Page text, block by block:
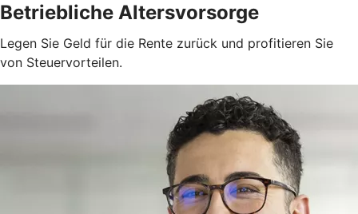
Betriebliche Altersvorsorge
Legen Sie Geld für die Rente zurück und profitieren Sie
von Steuervorteilen.